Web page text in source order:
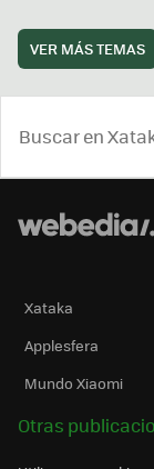
VER MÁS TEMAS
Xataka
Applesfera
Mundo Xiaomi
Otras